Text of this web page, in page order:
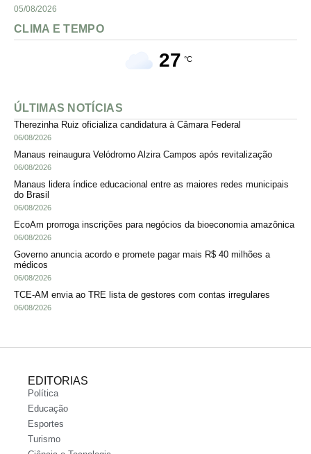
05/08/2026
CLIMA E TEMPO
27 °C
ÚLTIMAS NOTÍCIAS
Therezinha Ruiz oficializa candidatura à Câmara Federal
06/08/2026
Manaus reinaugura Velódromo Alzira Campos após revitalização
06/08/2026
Manaus lidera índice educacional entre as maiores redes municipais
do Brasil
06/08/2026
EcoAm prorroga inscrições para negócios da bioeconomia amazônica
06/08/2026
Governo anuncia acordo e promete pagar mais R$ 40 milhões a
médicos
06/08/2026
TCE-AM envia ao TRE lista de gestores com contas irregulares
06/08/2026
EDITORIAS
Política
Educação
Esportes
Turismo